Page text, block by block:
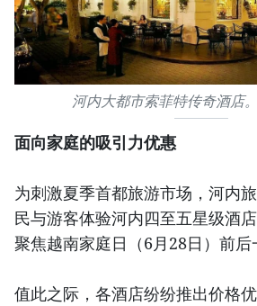
河内大都市索菲特传奇酒店
面向家庭的吸引力优惠
为刺激夏季首都旅游市场，河内
民与游客体验河内四至五星级酒
聚焦越南家庭日（6月28日）前后
值此之际，各酒店纷纷推出价格